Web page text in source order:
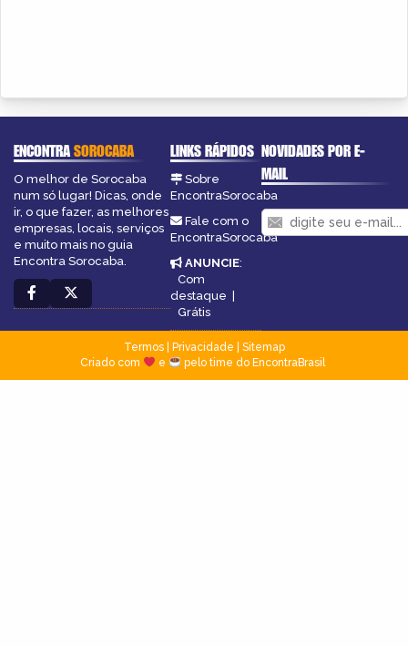
ENCONTRASOROCABA
O melhor de Sorocaba
num só lugar! Dicas, onde
ir, o que fazer, as melhores
empresas, locais, serviços
e muito mais no guia
Encontra Sorocaba.
LINKS RÁPIDOS
Sobre
EncontraSorocaba
Fale com o
EncontraSorocaba
ANUNCIE:
Com
destaque |
Grátis
NOVIDADES POR E-
MAIL
Termos| Privacidade
Sitemap
Criado com
e pelo time do EncontraBrasil